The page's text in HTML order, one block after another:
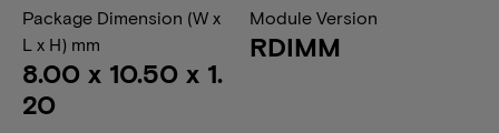
Package Dimension (W x
L x H) mm
8.00 x 10.50 x 1.
20
Module Version
RDIMM